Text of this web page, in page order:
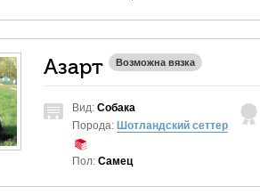
Азарт Возможна вязка
Вид: Собака
Порода: Шотландский сеттер
Пол: Самец